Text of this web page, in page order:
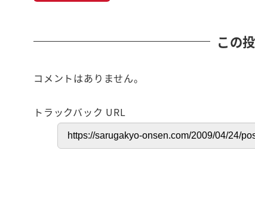
この
コメントはありません。
トラックバック URL